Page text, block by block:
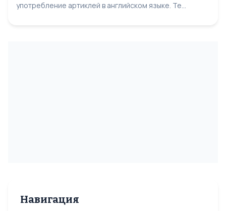
употребление артиклей в английском языке. Те...
Навигация